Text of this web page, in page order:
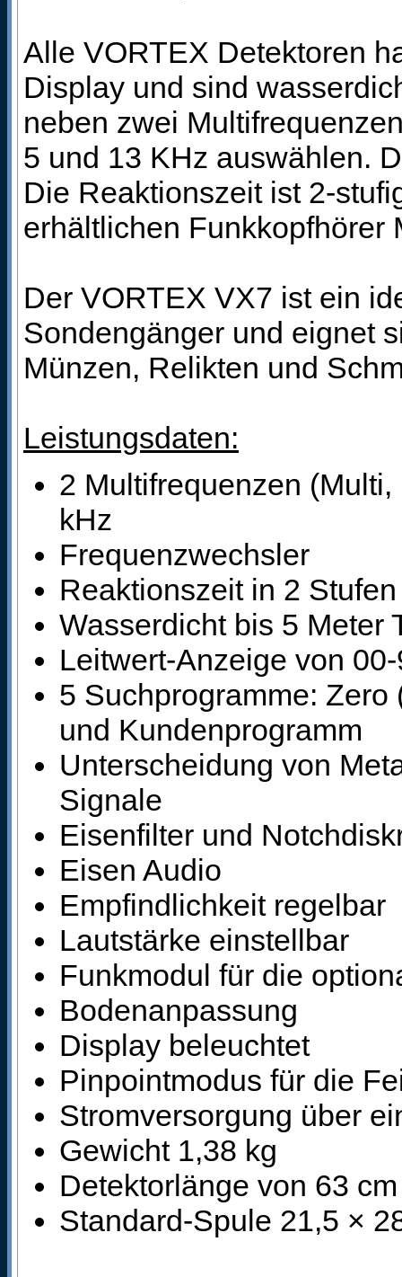
Alle VORTEX Detektoren
Display und sind
neben zwei
5 und 13 KHz auswählen.
Die Reaktionszeit ist 2-
erhältlichen Funkkopfhörer
Der VORTEX VX7 ist ein
Sondengänger und eignet
Münzen, Relikten und
Leistungsdaten:
2 Multifrequenzen
kHz
Frequenzwechsler
Reaktionszeit in 2
Wasserdicht bis 5 Meter
Leitwert-Anzeige von
5 Suchprogramme:
und Kundenprogramm
Unterscheidung von
Signale
Eisenfilter und
Eisen Audio
Empfindlichkeit regelbar
Lautstärke einstellbar
Funkmodul für die
Bodenanpassung
Display beleuchtet
Pinpointmodus für die
Stromversorgung über
Gewicht 1,38 kg
Detektorlänge von 63
Standard-Spule 21,5 ×